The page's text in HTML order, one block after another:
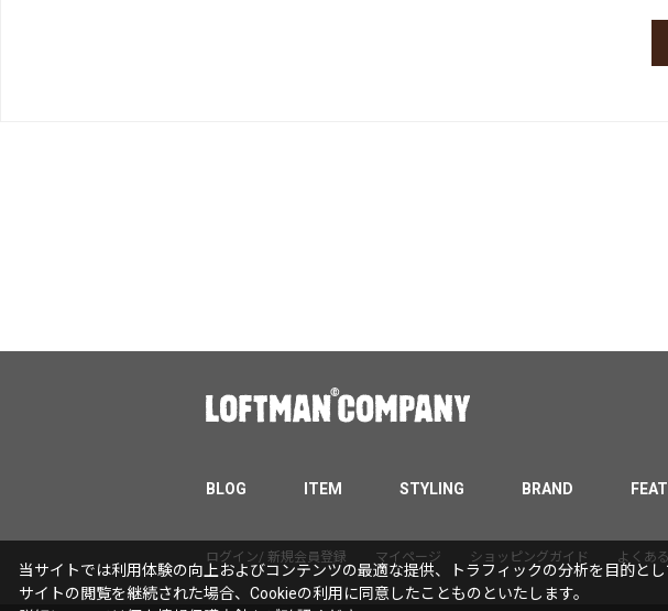
BLOG ITEM STYLING BRAND
ログイン/ 新規会員登録 マイページ ショッピングガイド よくあ
当サイトでは利用体験の向上およびコンテンツの最適な提供、トラフィックの分析を目的とし
サイトの閲覧を継続された場合、Cookieの利用に同意したことものといたします。